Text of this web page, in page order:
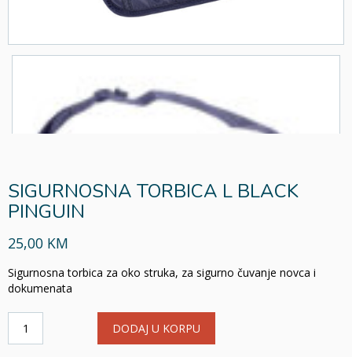
SIGURNOSNA TORBICA L BLACK
PINGUIN
25,00 KM
Sigurnosna torbica za oko struka, za sigurno čuvanje novca i
dokumenata
TORBICA
DODAJ U KORPU